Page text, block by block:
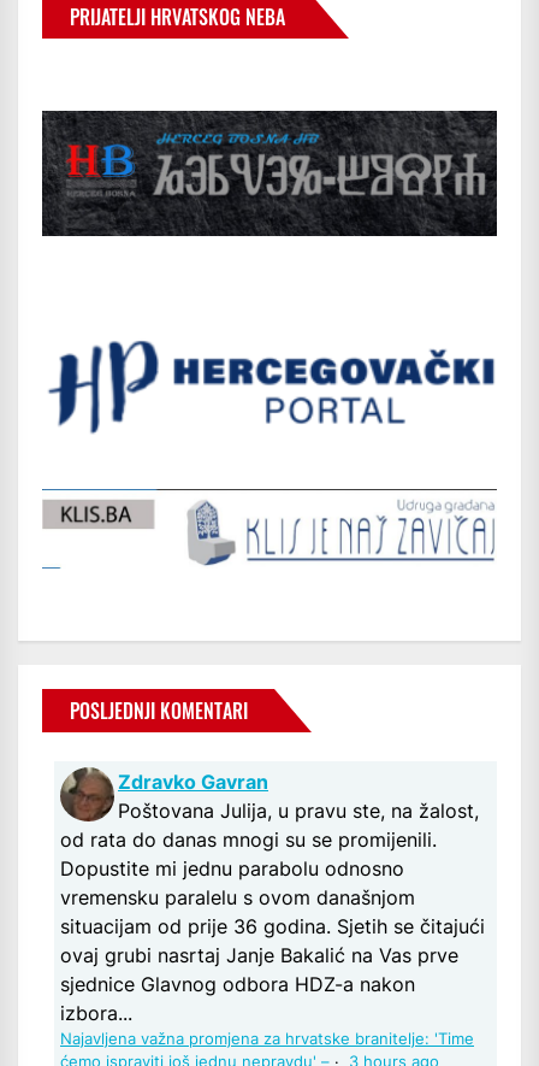
PRIJATELJI HRVATSKOG NEBA
POSLJEDNJI KOMENTARI
Zdravko Gavran
Poštovana Julija, u pravu ste, na žalost,
od rata do danas mnogi su se promijenili.
Dopustite mi jednu parabolu odnosno
vremensku paralelu s ovom današnjom
situacijam od prije 36 godina. Sjetih se čitajući
ovaj grubi nasrtaj Janje Bakalić na Vas prve
sjednice Glavnog odbora HDZ-a nakon
izbora...
Najavljena važna promjena za hrvatske branitelje: 'Time
ćemo ispraviti još jednu nepravdu' – · 3 hours ago